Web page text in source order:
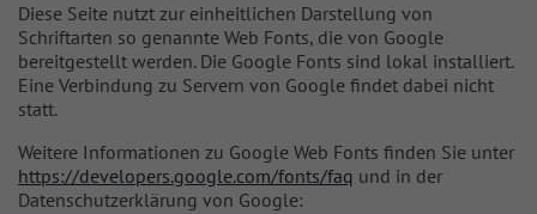
Diese Seite nutzt zur einheitlichen Darstellung von
Schriftarten so genannte Web Fonts, die von Google
bereitgestellt werden. Die Google Fonts sind lokal installiert.
Eine Verbindung zu Servern von Google findet dabei nicht
statt.
Weitere Informationen zu Google Web Fonts finden Sie unter
https://developers.google.com/fonts/faq und in der
Datenschutzerklärung von Google: